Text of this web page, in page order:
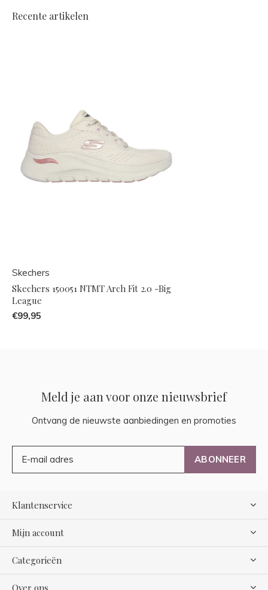
Recente artikelen
Skechers
Skechers 150051 NTMT Arch Fit 2.0 -Big
League
€99,95
Meld je aan voor onze nieuwsbrief
Ontvang de nieuwste aanbiedingen en promoties
ABONNEER
Klantenservice
Mijn account
Categorieën
Over ons